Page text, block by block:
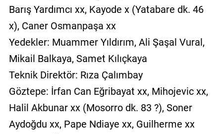
Barış Yardımcı xx, Kayode x (Yatabare dk. 46
x), Caner Osmanpaşa xx
Yedekler: Muammer Yıldırım, Ali Şaşal Vural,
Mikail Balkaya, Samet Kılıçkaya
Teknik Direktör: Rıza Çalımbay
Göztepe: İrfan Can Eğribayat xx, Mihojevic xx,
Halil Akbunar xx (Mosorro dk. 83 ?), Soner
Aydoğdu xx, Pape Ndiaye xx, Guilherme xx